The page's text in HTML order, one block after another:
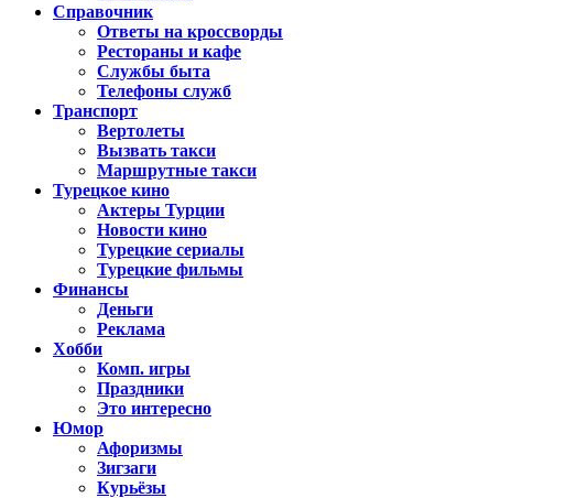
Справочник
Ответы на кроссворды
Рестораны и кафе
Службы быта
Телефоны служб
Транспорт
Вертолеты
Вызвать такси
Маршрутные такси
Турецкое кино
Актеры Турции
Новости кино
Турецкие сериалы
Турецкие фильмы
Финансы
Деньги
Реклама
Хобби
Комп. игры
Праздники
Это интересно
Юмор
Афоризмы
Зигзаги
Курьёзы